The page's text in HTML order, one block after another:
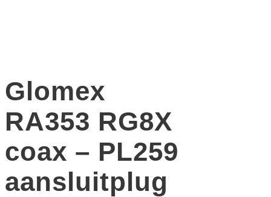
Glomex
RA353 RG8X
coax – PL259
aansluitplug